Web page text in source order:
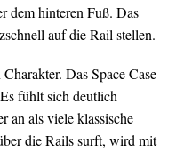
dem hinteren Fuß. Das
auf die Rail stellen.
Das Space Case
fühlt sich deutlich
an als viele klassische
die Rails surft, wird mit